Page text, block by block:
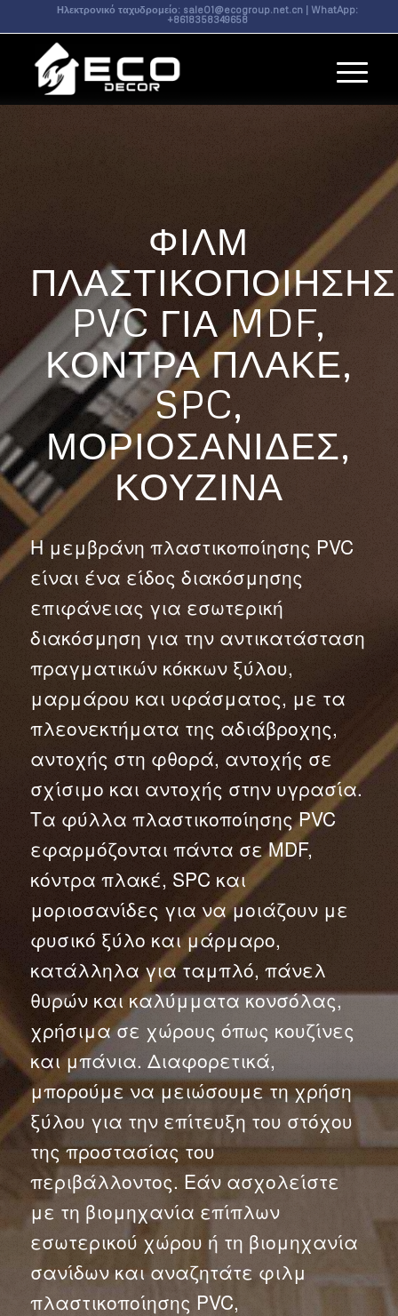
Ηλεκτρονικό ταχυδρομείο: sale01@ecogroup.net.cn | WhatApp:
+8618358349658
ΦΙΛΜ
ΠΛΑΣΤΙΚΟΠΟΊΗΣΗΣ
PVC ΓΙΑ MDF,
ΚΌΝΤΡΑ ΠΛΑΚΈ,
SPC,
ΜΟΡΙΟΣΑΝΊΔΕΣ,
ΚΟΥΖΊΝΑ
Η μεμβράνη πλαστικοποίησης PVC
είναι ένα είδος διακόσμησης
επιφάνειας για εσωτερική
διακόσμηση για την αντικατάσταση
πραγματικών κόκκων ξύλου,
μαρμάρου και υφάσματος, με τα
πλεονεκτήματα της αδιάβροχης,
αντοχής στη φθορά, αντοχής σε
σχίσιμο και αντοχής στην υγρασία.
Τα φύλλα πλαστικοποίησης PVC
εφαρμόζονται πάντα σε MDF,
κόντρα πλακέ, SPC και
μοριοσανίδες για να μοιάζουν με
φυσικό ξύλο και μάρμαρο,
κατάλληλα για ταμπλό, πάνελ
θυρών και καλύμματα κονσόλας,
χρήσιμα σε χώρους όπως κουζίνες
και μπάνια. Διαφορετικά,
μπορούμε να μειώσουμε τη χρήση
ξύλου για την επίτευξη του στόχου
της προστασίας του
περιβάλλοντος. Εάν ασχολείστε
με τη βιομηχανία επίπλων
εσωτερικού χώρου ή τη βιομηχανία
σανίδων και αναζητάτε φιλμ
πλαστικοποίησης PVC,